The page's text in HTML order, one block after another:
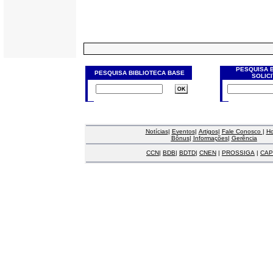
PESQUISA BIBLIOTECA BASE
PESQUISA
Notícias| Eventos| Artigos| Fale Conosco |
Bônus| Informações| Gerência
CCN| BDB| BDTD| CNEN | PROSSIGA |